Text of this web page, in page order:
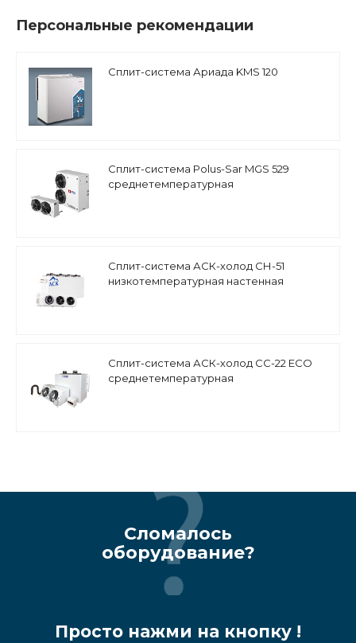
Персональные рекомендации
Сплит-система Ариада KMS 120
Сплит-система Polus-Sar MGS 529
среднетемпературная
Сплит-система АСК-холод СН-51
низкотемпературная настенная
Сплит-система АСК-холод СС-22 ECO
среднетемпературная
Сломалось
оборудование?
Просто нажми на кнопку !